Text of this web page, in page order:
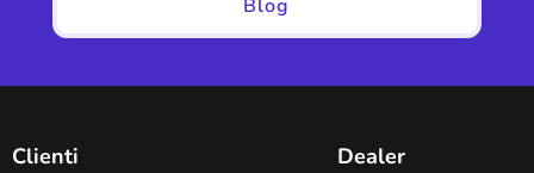
Blog
Clienti Dealer